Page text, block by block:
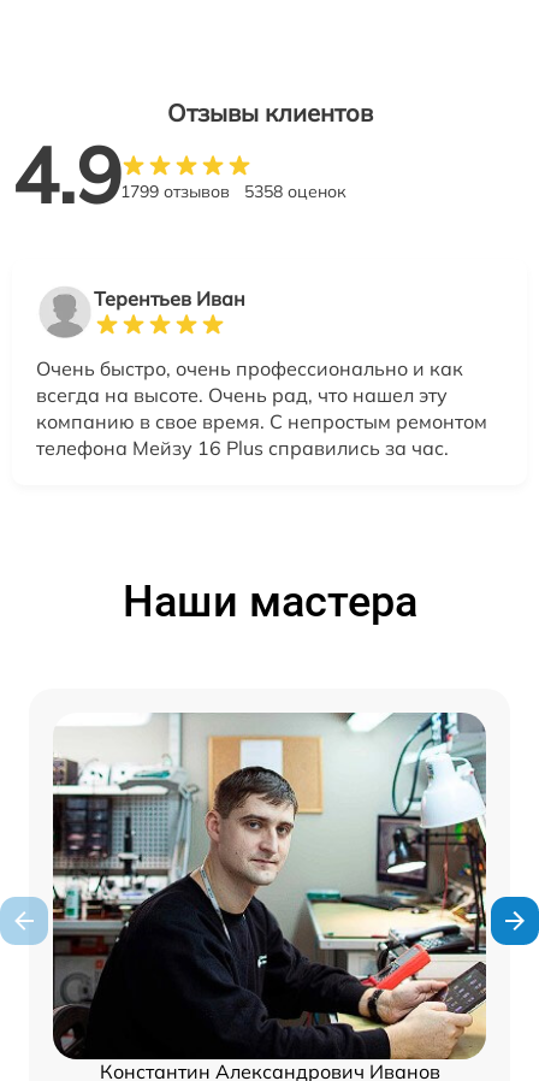
Отзывы клиентов
4.91799 отзывов 5358 оценок
Терентьев Иван
Очень быстро, очень профессионально и как
всегда на высоте. Очень рад, что нашел эту
компанию в свое время. С непростым ремонтом
телефона Мейзу 16 Plus справились за час.
Наши мастера
Константин Александрович Иванов